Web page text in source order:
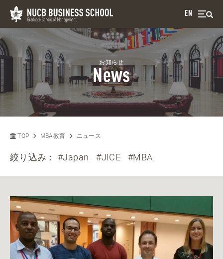
EN
お知らせ
News
TOP MBA教育 ニュース
絞り込み：#Japan #JICE #MBA